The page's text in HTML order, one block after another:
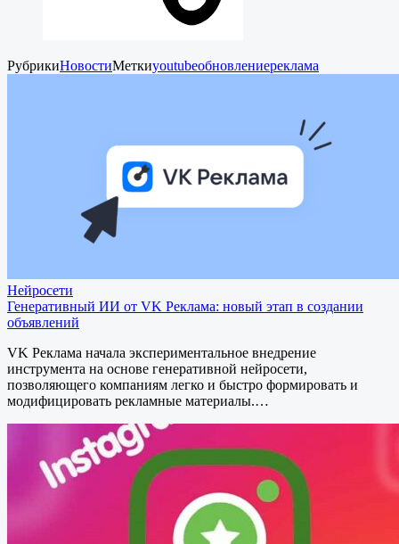
РубрикиНовостиМеткиyoutubeобновлениереклама
Нейросети
Генеративный ИИ от VK Реклама: новый этап в создании
объявлений
VK Реклама начала экспериментальное внедрение
инструмента на основе генеративной нейросети,
позволяющего компаниям легко и быстро формировать и
модифицировать рекламные материалы.…